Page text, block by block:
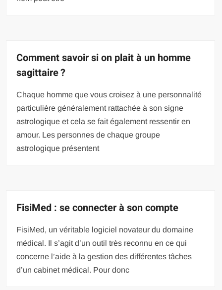
Comment savoir si on plait à un homme
sagittaire ?
Chaque homme que vous croisez à une personnalité
particulière généralement rattachée à son signe
astrologique et cela se fait également ressentir en
amour. Les personnes de chaque groupe
astrologique présentent
FisiMed : se connecter à son compte
FisiMed, un véritable logiciel novateur du domaine
médical. Il s’agit d’un outil très reconnu en ce qui
concerne l’aide à la gestion des différentes tâches
d’un cabinet médical. Pour donc